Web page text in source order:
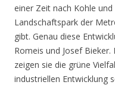
einer Zeit nach Kohle
Landschaftspark der
gibt. Genau diese
Romeis und Josef
zeigen sie die grüne
industriellen Entwicklung